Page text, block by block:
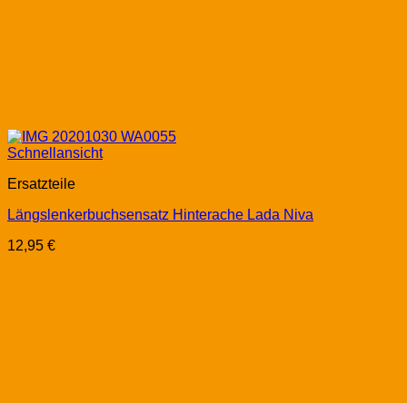
Schnellansicht
Ersatzteile
Längslenkerbuchsensatz Hinterache Lada Niva
12,95 €